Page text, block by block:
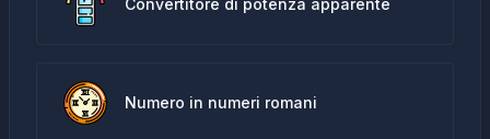
Convertitore di potenza apparente
Numero in numeri romani